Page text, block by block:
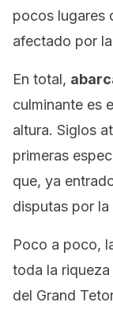
pocos lugares
afectado por
En total,
culminante es
altura. Siglos
primeras
que, ya
disputas por la
Poco a poco,
toda la
del Grand